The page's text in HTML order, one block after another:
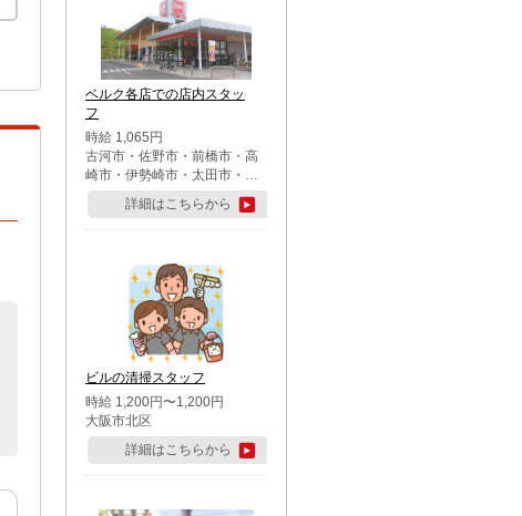
ベルク各店での店内スタッ
フ
時給 1,065円
古河市・佐野市・前橋市・高
崎市・伊勢崎市・太田市・館
林市・藤岡市・大泉町・さい
たま市北区・川越市・熊谷
市・行田市・秩父市・所沢
市・鶴ケ島市・千葉市中央
区・市川市・松戸市・習志野
市・柏市・流山市・八千代
市・足立区・江戸川区・八王
子市・町田市
詳細はこちらから
ビルの清掃スタッフ
時給 1,200円〜1,200円
大阪市北区
詳細はこちらから